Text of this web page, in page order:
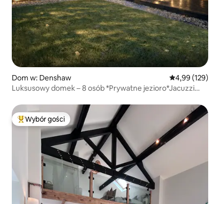
Dom w: Denshaw Średnia
4,99 (129)
Luksusowy domek – 8 osób *Prywatne jezioro*Jacuzzi
Najpopularniejsze z kategorii Wybór gości
Wybór gości